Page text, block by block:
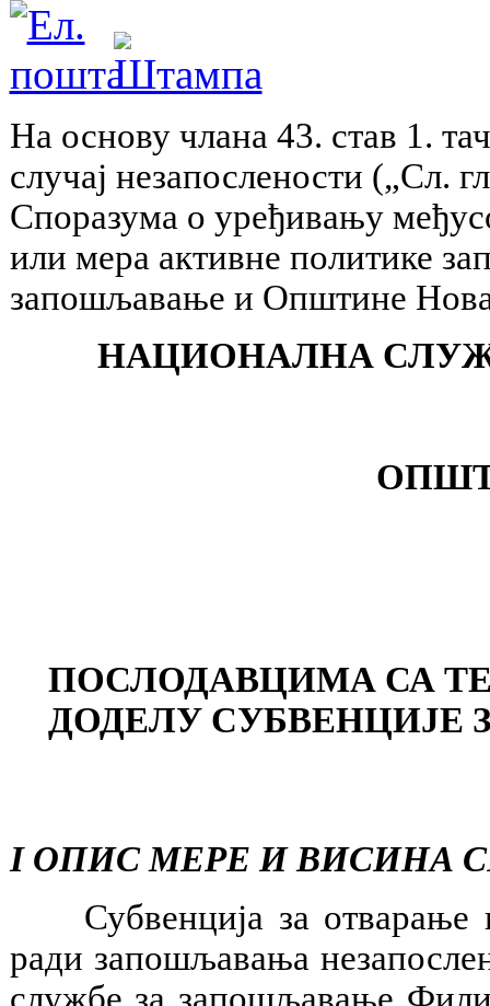
На основу члана 43. став 1.
случај незапослености („Сл.
Споразума о уређивању
или мера активне политике
запошљавање и Општине
НАЦИОНАЛНА
ПОСЛОДАВЦИМА СА
ДОДЕЛУ СУБВЕНЦИЈЕ
I ОПИС МЕРЕ И ВИСИНА
Субвенција за отварање
ради запошљавања
службе за запошљавање